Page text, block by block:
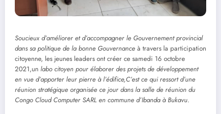
Soucieux d’améliorer et d’accompagner le Gouvernement provincial
dans sa politique de la bonne Gouvernance à travers la participation
citoyenne, les jeunes leaders ont créer ce samedi 16 octobre
2021,un labo citoyen pour élaborer des projets de développement
en vue d’apporter leur pierre à l’édifice,C’est ce qui ressort d’une
réunion stratégique organisée ce jour dans la salle de réunion du
Congo Cloud Computer SARL en commune d’Ibanda à Bukavu.